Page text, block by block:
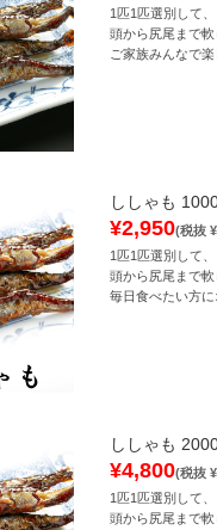
1匹1匹選別して
頭から尻尾まで
ご家族みんなで
ししゃも
¥2,950(税抜
1匹1匹選別して
頭から尻尾まで
毎日食べたい方に
ししゃも
¥4,800(税抜
1匹1匹選別して
頭から尻尾まで